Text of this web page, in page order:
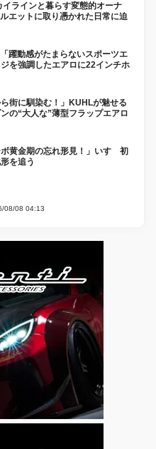
イラインと暮らす変態的オーナ
エットに取り憑かれた日常に迫
躍動感がたまらないスポーツエ
を強調したエアロに22インチホ
ら街に馴染む！」KUHLが魅せる
の“大人な”薄型フラップエアロ
ボ黄金期の忘れ形見！」いすゞ初
を追う
08/08 04:13